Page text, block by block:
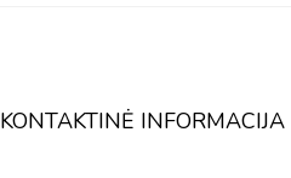
KONTAKTINĖ INFORMACIJA